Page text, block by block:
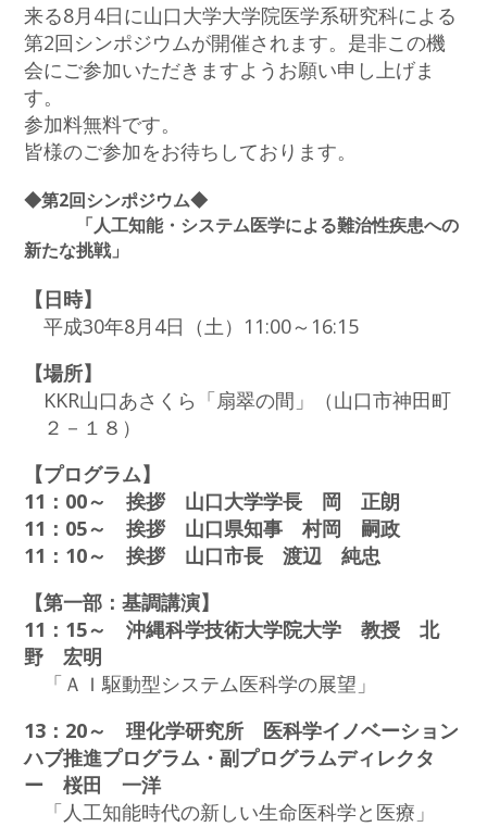
来る8月4日に山口大学大学院医学系研究科による
第2回シンポジウムが開催されます。是非この機
会にご参加いただきますようお願い申し上げま
す。
参加料無料です。
皆様のご参加をお待ちしております。
◆第2回シンポジウム◆
「人工知能・システム医学による難治性疾患への
新たな挑戦」
【日時】
平成30年8月4日（土）11:00～16:15
【場所】
KKR山口あさくら「扇翠の間」（山口市神田町
２－１８）
【プログラム】
11：00～ 挨拶 山口大学学長 岡 正朗
11：05～ 挨拶 山口県知事 村岡 嗣政
11：10～ 挨拶 山口市長 渡辺 純忠
【第一部：基調講演】
11：15～ 沖縄科学技術大学院大学 教授 北
野 宏明
「ＡＩ駆動型システム医科学の展望」
13：20～ 理化学研究所 医科学イノベーション
ハブ推進プログラム・副プログラムディレクタ
ー 桜田 一洋
「人工知能時代の新しい生命医科学と医療」